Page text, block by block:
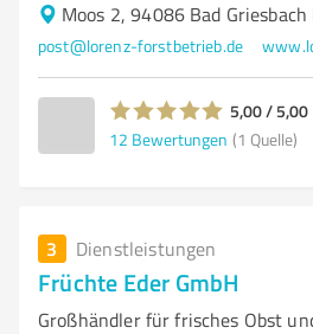
Moos 2, 94086 Bad
post@lorenz-forstbetrieb.de
5,00 / 5,00
12 Bewertungen (1 Quelle)
3 Dienstleistungen
Früchte Eder GmbH
Großhändler für frisches Obst